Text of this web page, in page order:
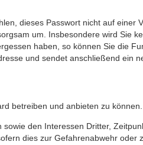
dieses Passwort nicht auf einer
um. Insbesondere wird Sie
haben, so können Sie die
und sendet anschließend ein
betreiben und anbieten zu können.
den Interessen Dritter,
dies zur Gefahrenabwehr oder